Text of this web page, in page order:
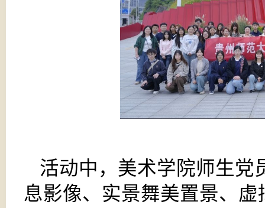
活动中，美术学院师生党
息影像、实景舞美置景、